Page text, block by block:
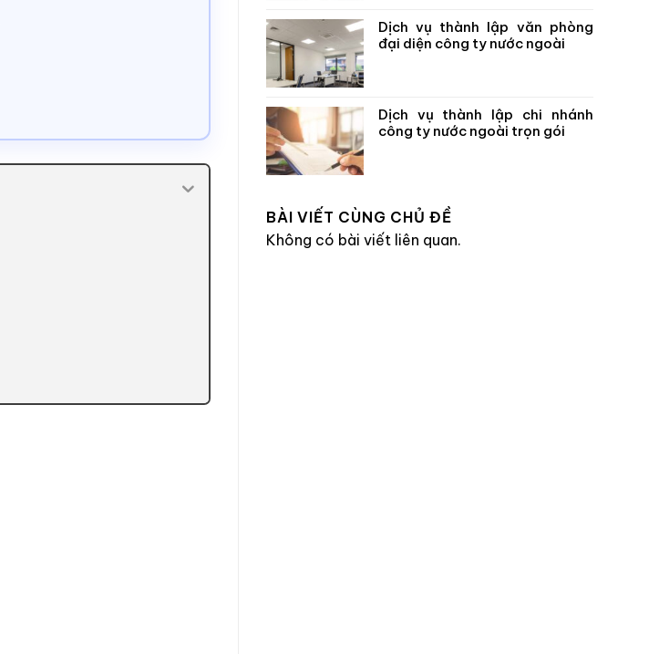
Dịch vụ thành lập văn phòng
đại diện công ty nước ngoài
Dịch vụ thành lập chi nhánh
công ty nước ngoài trọn gói
BÀI VIẾT CÙNG CHỦ ĐỀ
Không có bài viết liên quan.